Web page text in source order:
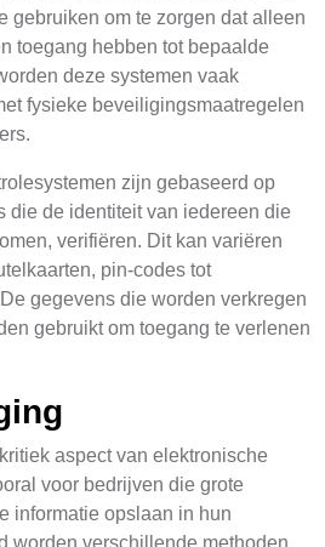
gebruiken om te zorgen dat alleen
toegang hebben tot bepaalde
deze systemen vaak
fysieke beveiligingsmaatregelen
zijn gebaseerd op
die de identiteit van iedereen die
verifiëren. Dit kan variëren
pin-codes tot
gegevens die worden verkregen
gebruikt om toegang te verlenen
aspect van elektronische
voor bedrijven die grote
informatie opslaan in hun
worden verschillende methoden